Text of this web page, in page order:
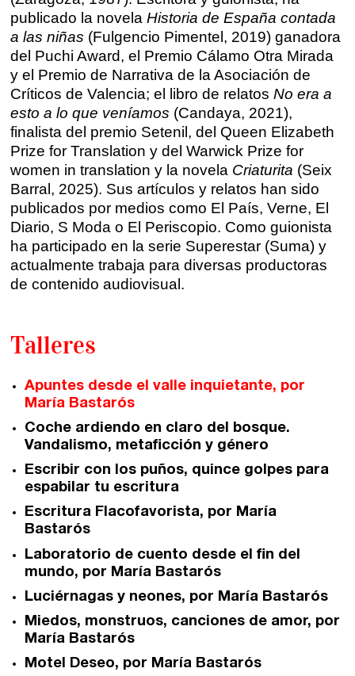
Sevilla
Valencia
Alicante
Murcia
Málaga
Bilbao
Vitoria
Santander
Gijón
Talleres por videoconferencia
Talleres online
Intensivos de verano ≻
Recreativa 26
El taller de escritura creativa
Cursos
Curso integral de narrativa
Máster de creación poética
Quiénes somos
Nuestra filosofía
Nuestro equipo
Coordinadores
Comunidad
Club de Escritura
Concursos
Editorial
Catálogo
publicado la novela Historia de España contada
a las niñas (Fulgencio Pimentel, 2019) ganadora
del Puchi Award, el Premio Cálamo Otra Mirada
y el Premio de Narrativa de la Asociación de
Críticos de Valencia; el libro de relatos No era a
esto a lo que veníamos (Candaya, 2021),
finalista del premio Setenil, del Queen Elizabeth
Prize for Translation y del Warwick Prize for
women in translation y la novela Criaturita (Seix
Barral, 2025). Sus artículos y relatos han sido
publicados por medios como El País, Verne, El
Diario, S Moda o El Periscopio. Como guionista
ha participado en la serie Superestar (Suma) y
actualmente trabaja para diversas productoras
de contenido audiovisual.
Talleres
Apuntes desde el valle inquietante, por
María Bastarós
Coche ardiendo en claro del bosque.
Vandalismo, metaficción y género
Escribir con los puños, quince golpes para
espabilar tu escritura
Escritura Flacofavorista, por María
Bastarós
Laboratorio de cuento desde el fin del
mundo, por María Bastarós
Luciérnagas y neones, por María Bastarós
Miedos, monstruos, canciones de amor, por
María Bastarós
Motel Deseo, por María Bastarós